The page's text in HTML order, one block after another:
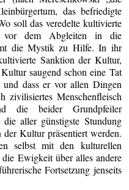
das befriedigte
soll das veredelte kultivierte
vor dem Abgleiten in die
die Mystik zu Hilfe. In ihr
Sanktion der Kultur,
saugend schon eine Tat
dass er vor allen Dingen
zivilisiertes Menschenfleisch
die beider Grundpfeiler
aller günstigste Stundung
Kultur präsentiert werden.
selbst mit den kulturellen
Ewigkeit über alles andere
Fortsetzung jenseits